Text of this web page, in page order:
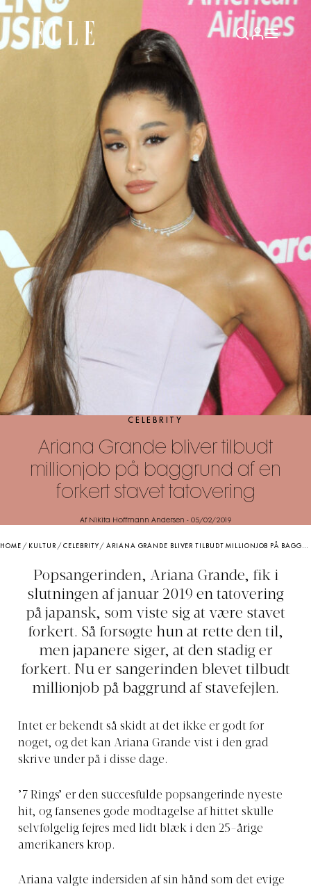
CELEBRITY
Ariana Grande bliver tilbudt
millionjob på baggrund af en
forkert stavet tatovering
Af Nikita Hoffmann Andersen - 05/02/2019
HOME / KULTUR /CELEBRITY /ARIANA GRANDE BLIVER TILBUDT MILLIONJOB PÅ BAGGRUND AF EN FORKERT STAVET TATOVERING
Popsangerinden, Ariana Grande, fik i
slutningen af januar 2019 en tatovering
på japansk, som viste sig at være stavet
forkert. Så forsøgte hun at rette den til,
men japanere siger, at den stadig er
forkert. Nu er sangerinden blevet tilbudt
millionjob på baggrund af stavefejlen.
Intet er bekendt så skidt at det ikke er godt for
noget, og det kan Ariana Grande vist i den grad
skrive under på i disse dage.
’7 Rings’ er den succesfulde popsangerinde nyeste
hit, og fansenes gode modtagelse af hittet skulle
selvfølgelig fejres med lidt blæk i den 25-årige
amerikaners krop.
Ariana valgte indersiden af sin hånd som det evige